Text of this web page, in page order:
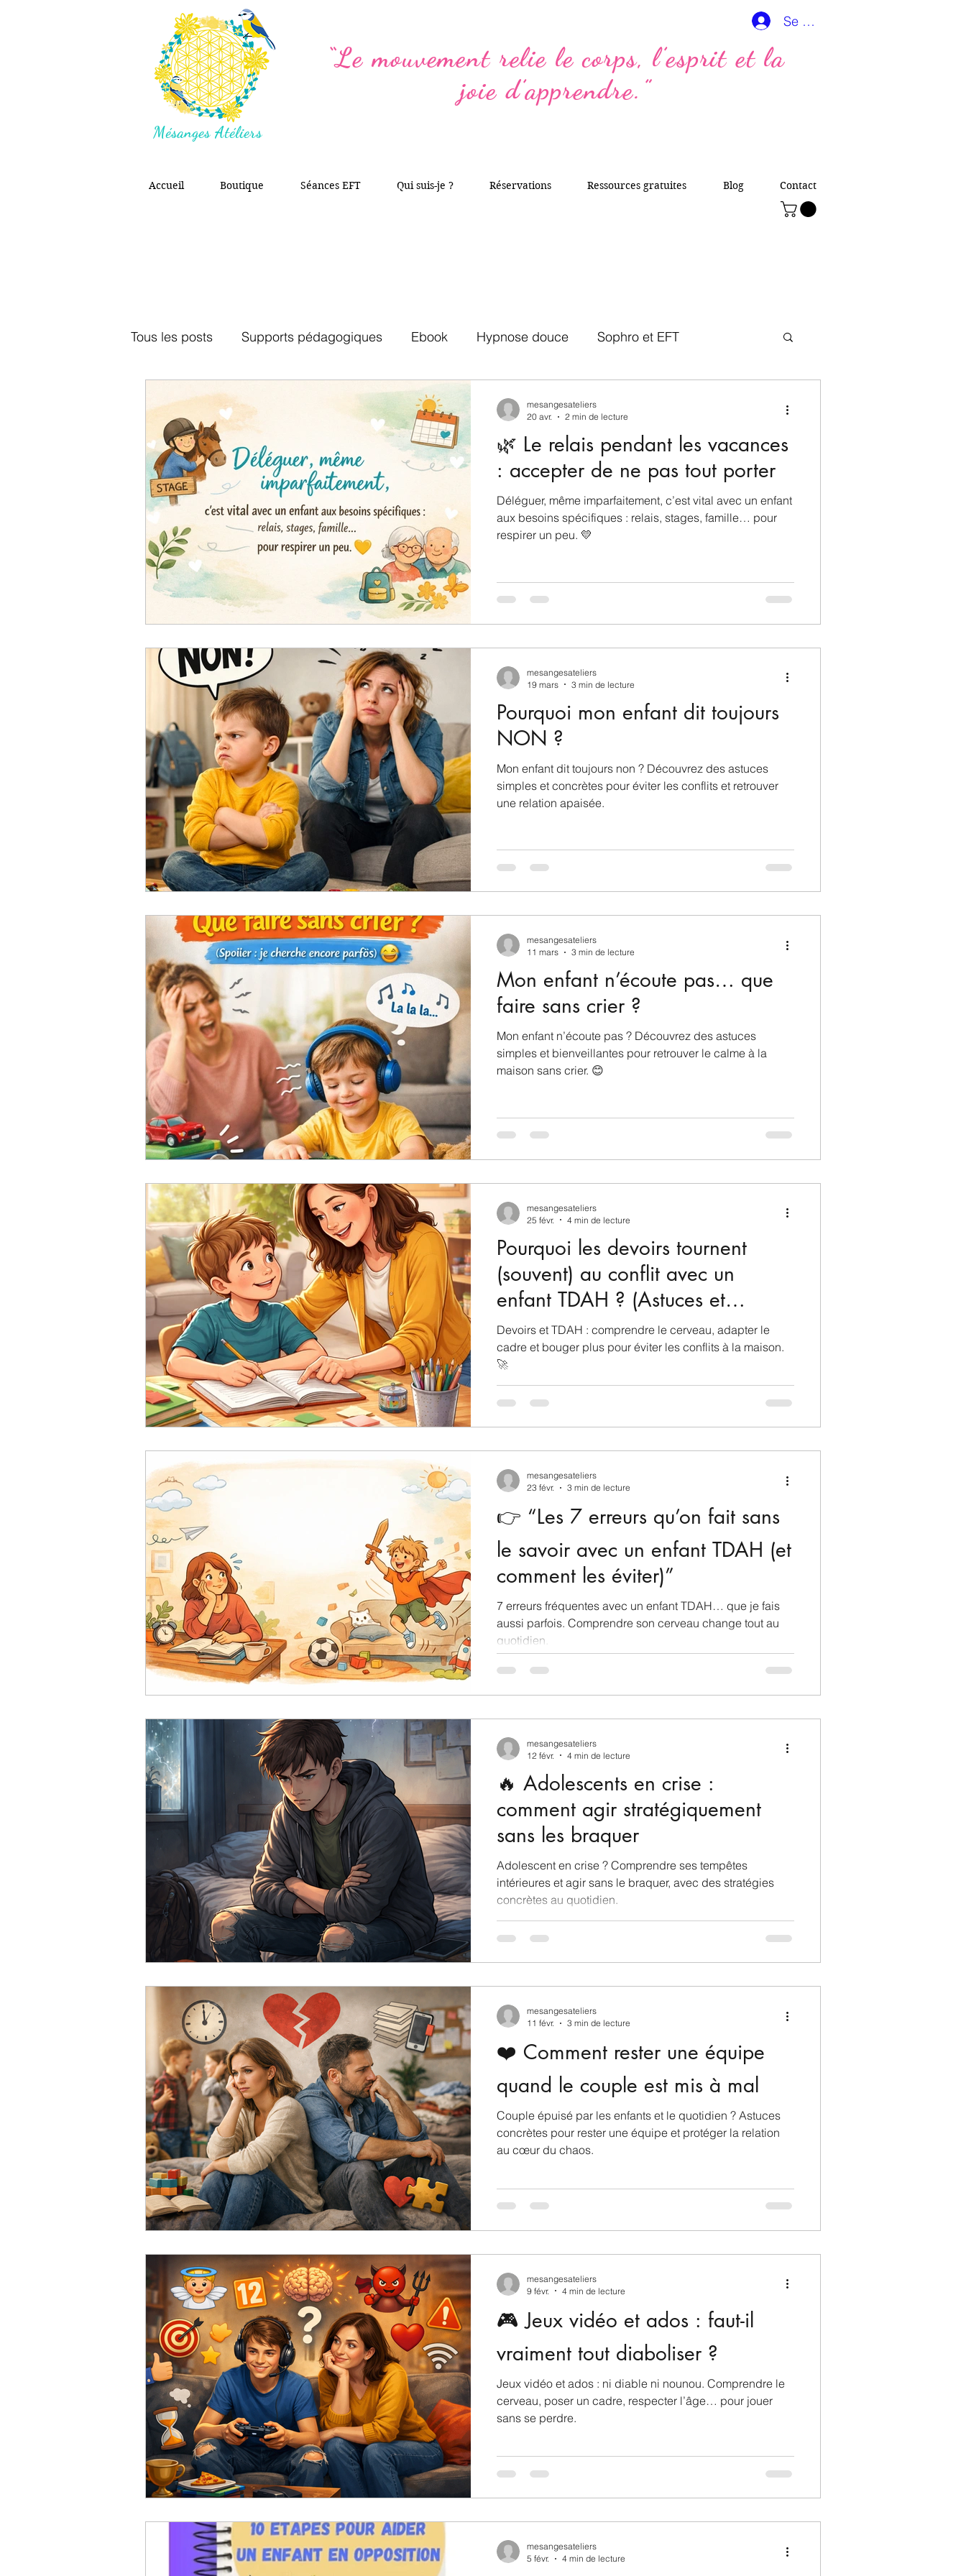
“Le mouvement relie le corps, l’esprit et la
joie d’apprendre.”
Mésanges Atéliers
Se connecter
Accueil Boutique Séances EFT Qui suis-je ? Réservations Ressources gratuites Blog Contact
Tous les posts Supports pédagogiques Ebook Hypnose douce Sophro et EFT
Jeux vidéos Adolescents TDAH Parentalité positive
Audio chaîne YouTube Ateliers EFT via zoom
🌿 Le relais pendant les vacances
: accepter de ne pas tout porter
Déléguer, même imparfaitement, c’est vital avec un enfant
aux besoins spécifiques : relais, stages, famille… pour
respirer un peu. 💛
mesangesateliers
20 avr.
2 min de lecture
Pourquoi mon enfant dit toujours
NON ?
Mon enfant dit toujours non ? Découvrez des astuces
simples et concrètes pour éviter les conflits et retrouver
une relation apaisée.
mesangesateliers
19 mars
3 min de lecture
Mon enfant n’écoute pas… que
faire sans crier ?
Mon enfant n’écoute pas ? Découvrez des astuces
simples et bienveillantes pour retrouver le calme à la
maison sans crier. 😊
mesangesateliers
11 mars
3 min de lecture
Pourquoi les devoirs tournent
(souvent) au conflit avec un
enfant TDAH ? (Astuces et
conseils 😉)
Devoirs et TDAH : comprendre le cerveau, adapter le
cadre et bouger plus pour éviter les conflits à la maison.
🚀
mesangesateliers
25 févr.
4 min de lecture
👉 “Les 7 erreurs qu’on fait sans
le savoir avec un enfant TDAH (et
comment les éviter)”
7 erreurs fréquentes avec un enfant TDAH… que je fais
aussi parfois. Comprendre son cerveau change tout au
quotidien.
mesangesateliers
23 févr.
3 min de lecture
🔥 Adolescents en crise :
comment agir stratégiquement
sans les braquer
Adolescent en crise ? Comprendre ses tempêtes
intérieures et agir sans le braquer, avec des stratégies
concrètes au quotidien.
mesangesateliers
12 févr.
4 min de lecture
❤️ Comment rester une équipe
quand le couple est mis à mal
Couple épuisé par les enfants et le quotidien ? Astuces
concrètes pour rester une équipe et protéger la relation
au cœur du chaos.
mesangesateliers
11 févr.
3 min de lecture
🎮 Jeux vidéo et ados : faut-il
vraiment tout diaboliser ?
Jeux vidéo et ados : ni diable ni nounou. Comprendre le
cerveau, poser un cadre, respecter l’âge… pour jouer
sans se perdre.
mesangesateliers
9 févr.
4 min de lecture
mesangesateliers
5 févr.
4 min de lecture